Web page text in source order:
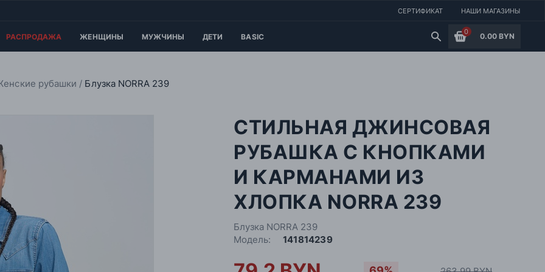
СЕРТИФИКАТ НАШИ МАГАЗИНЫ
РАСПРОДАЖА ЖЕНЩИНЫ МУЖЧИНЫ ДЕТИ BASIC
0
0.00 BYN
рубашки Блузка NORRA 239
СТИЛЬНАЯ ДЖИНСОВАЯ
РУБАШКА С КНОПКАМИ
И КАРМАНАМИ ИЗ
ХЛОПКА NORRA 239
Блузка NORRA 239
Модель:
141814239